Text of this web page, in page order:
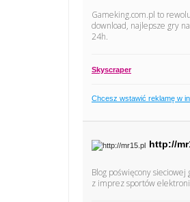
Gameking.com.pl to
download, najlepsze gry
24h.
Skyscraper
Chcesz wstawić reklamę w
http://
Blog poświęcony
z imprez sportów